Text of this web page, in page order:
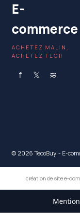
E-
commerce
ACHETEZ MALIN,
ACHETEZ TECH
f 𝕏 ≋
© 2026 TecoBuy - E-
création de site e-